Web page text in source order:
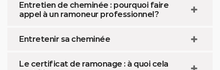
Entretien de cheminée : pourquoi faire
appel à un ramoneur professionnel ?
Entretenir sa cheminée
Le certificat de ramonage : à quoi cela